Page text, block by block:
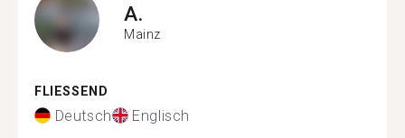
A.
Mainz
FLIESSEND
Deutsch Englisch